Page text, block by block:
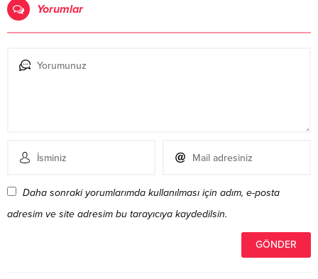
Yorumlar
Daha sonraki yorumlarımda kullanılması için adım, e-posta
adresim ve site adresim bu tarayıcıya kaydedilsin.